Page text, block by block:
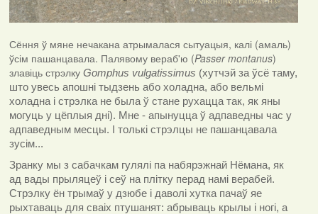
Сёння ў мяне нечакана атрымалася сытуацыя, калі (амаль)
ўсім пашанцавала. Палявому вераб'ю (Passer montanus)
злавіць стрэлку Gomphus vulgatissimus (хутчэй за ўсё таму,
што увесь апошні тыдзень або холадна, або вельмі
холадна і стрэлка не была ў стане рухацца так, як яны
могуць у цёплыя дні). Мне - апынуцца ў адпаведны час у
адпаведным месцы. І толькі стрэлцы не пашанцавала
зусім...
Зранку мы з сабачкам гулялі па набярэжнай Нёмана, як
ад вады прыляцеў і сеў на плітку перад намі верабей.
Стрэлку ён трымаў у дзюбе і даволі хутка пачаў яе
рыхтаваць для сваіх птушанят: абрываць крылы і ногі, а